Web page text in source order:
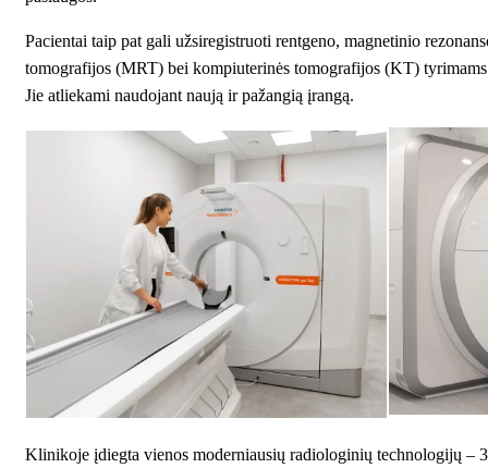
Pacientai taip pat gali užsiregistruoti rentgeno, magnetinio
tomografijos (MRT) bei kompiuterinės tomografijos (KT)
Jie atliekami naudojant naują ir pažangią įrangą.
Klinikoje įdiegta vienos moderniausių radiologinių technologijų – 3